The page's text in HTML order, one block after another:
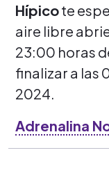
Hípicote
aire libre
23:00 horas
finalizar a las
2024.
Adrenalina